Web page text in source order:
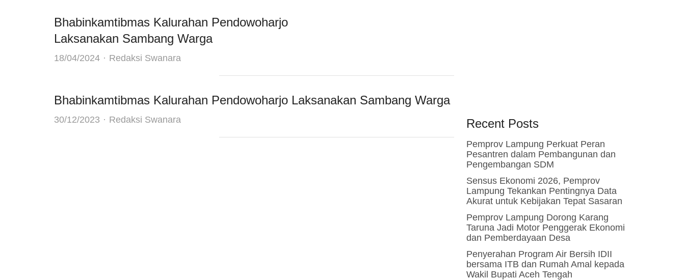
Bhabinkamtibmas Kalurahan Pendowoharjo
Laksanakan Sambang Warga
18/04/2024 Author
Redaksi Swanara
Bhabinkamtibmas Kalurahan Pendowoharjo Laksanakan Sambang Warga
30/12/2023 Author
Redaksi Swanara Recent Posts
Pemprov Lampung Perkuat Peran
Pesantren dalam Pembangunan dan
Pengembangan SDM
Sensus Ekonomi 2026, Pemprov
Lampung Tekankan Pentingnya Data
Akurat untuk Kebijakan Tepat Sasaran
Pemprov Lampung Dorong Karang
Taruna Jadi Motor Penggerak Ekonomi
dan Pemberdayaan Desa
Penyerahan Program Air Bersih IDII
bersama ITB dan Rumah Amal kepada
Wakil Bupati Aceh Tengah